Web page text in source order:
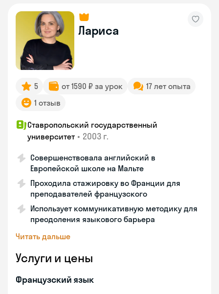
Лариса
5 от 1590 ₽ за урок
17 лет опыта
1 отзыв
Ставропольский государственный
университет • 2003 г.
Совершенствовала английский в
Европейской школе на Мальте
Проходила стажировку во Франции для
преподавателей французского
Использует коммуникативную методику для
преодоления языкового барьера
Читать дальше
Услуги и цены
Французский язык